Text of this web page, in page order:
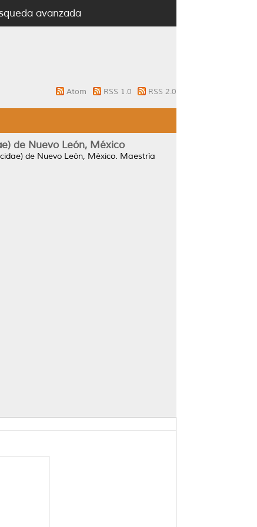
avanzada
Atom RSS 1.0 RSS 2.0
de Nuevo León, México
de Nuevo León, México. Maestría